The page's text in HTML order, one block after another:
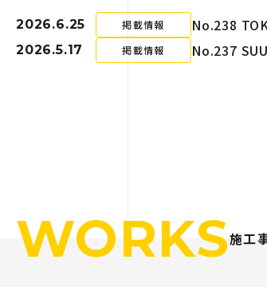
2026.6.25 掲載情報 No.238
2026.5.17 掲載情報 No.237
WORKS施工